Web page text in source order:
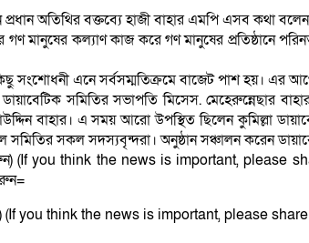
অতিথির বক্তব্যে হাজী বাহার এমপি এসব কথা
মানুষের কল্যাণ কাজ করে গণ মানুষের প্রতিষ্ঠানে
এনে সর্বসম্মতিক্রমে বাজেট পাশ হয়। এর আগে
ডায়াবেটিক সমিতির সভাপতি মিসেস.
বাহার। এ সময় আরো উপস্থিত ছিলেন কুমিল্লা
সমিতির সকল সদস্যবৃন্দরা। অনুষ্ঠান সঞ্চালন করেন
(If you think the news is important, please
(If you think the news is important, please